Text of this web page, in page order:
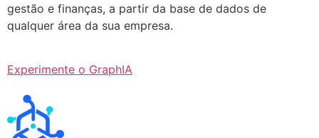
gestão e finanças, a partir da base de dados de
qualquer área da sua empresa.
Experimente o GraphIA